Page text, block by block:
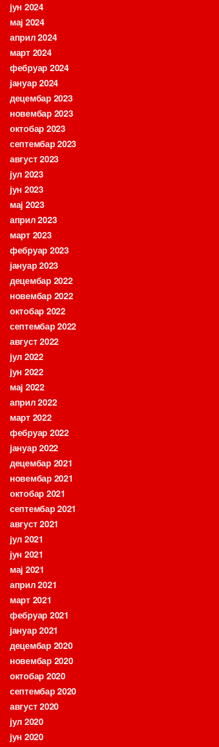
јун 2024
мај 2024
април 2024
март 2024
фебруар 2024
јануар 2024
децембар 2023
новембар 2023
октобар 2023
септембар 2023
август 2023
јул 2023
јун 2023
мај 2023
април 2023
март 2023
фебруар 2023
јануар 2023
децембар 2022
новембар 2022
октобар 2022
септембар 2022
август 2022
јул 2022
јун 2022
мај 2022
април 2022
март 2022
фебруар 2022
јануар 2022
децембар 2021
новембар 2021
октобар 2021
септембар 2021
август 2021
јул 2021
јун 2021
мај 2021
април 2021
март 2021
фебруар 2021
јануар 2021
децембар 2020
новембар 2020
октобар 2020
септембар 2020
август 2020
јул 2020
јун 2020